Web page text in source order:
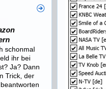
schonmal
ihr bei
Ja? Dann
Trick, der